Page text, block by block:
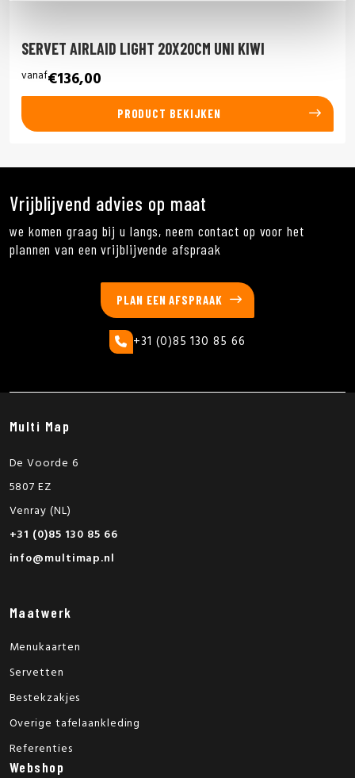
SERVET AIRLAID LIGHT 20X20CM UNI KIWI
vanaf€136,00
PRODUCT BEKIJKEN
Vrijblijvend advies op maat
we komen graag bij u langs, neem contact op voor het
plannen van een vrijblijvende afspraak
PLAN EEN AFSPRAAK
+31 (0)85 130 85 66
Multi Map
De Voorde 6
5807 EZ
Venray (NL)
+31 (0)85 130 85 66
info@multimap.nl
Maatwerk
Menukaarten
Servetten
Bestekzakjes
Overige tafelaankleding
Referenties
Webshop